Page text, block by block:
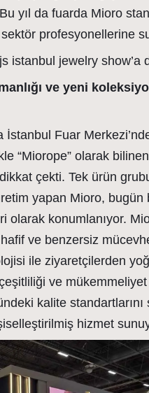
yıl da fuarda Mioro
profesyonellerine
ve yeni
İstanbul Fuar
“Miorope” olarak
çekti. Tek ürün
yapan Mioro, bugün
olarak konumlanıyor.
ve benzersiz
ile ziyaretçilerden
ve mükemmeliyet
kalite standartlarını
hizmet